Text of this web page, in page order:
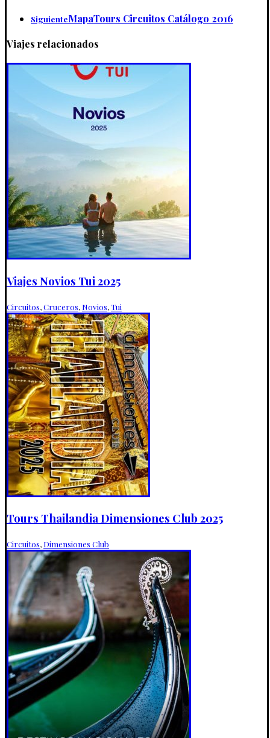
SiguienteMapaTours Circuitos Catálogo 2016
Viajes relacionados
Viajes Novios Tui 2025
Circuitos,Cruceros, Novios,Tui
Tours Thailandia Dimensiones Club 2025
Circuitos, Dimensiones Club